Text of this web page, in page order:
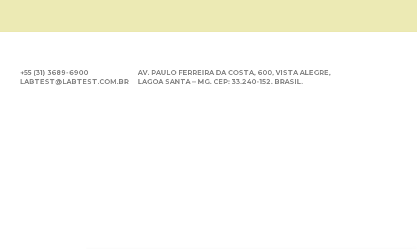
+55 (31) 3689-6900
LABTEST@LABTEST.COM.BR
AV. PAULO FERREIRA DA COSTA, 600, VISTA ALEGRE,
LAGOA SANTA – MG. CEP: 33.240-152. BRASIL.